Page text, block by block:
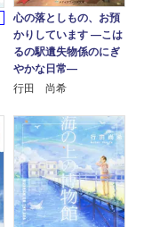
心の落としもの、お預
かりしています ―こは
るの駅遺失物係のにぎ
やかな日常―
行田 尚希